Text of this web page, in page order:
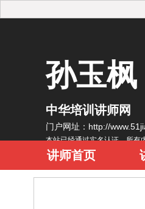
孙玉枫
中华培训讲师网
门户网址：http://
本站已经通过实名认证，所有
讲师首页